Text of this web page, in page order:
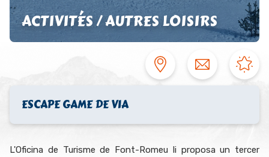
ACTIVITÉS / AUTRES LOISIRS
ESCAPE GAME DE VIA
L'Oficina de Turisme de Font-Romeu li proposa un tercer